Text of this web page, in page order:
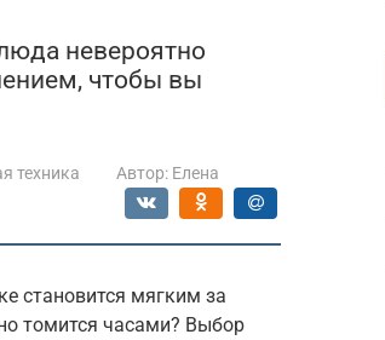
невероятно
чтобы вы
техника Автор: Елена
становится мягким за
томится часами? Выбор